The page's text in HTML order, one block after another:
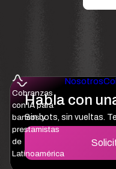
Habla con
Sin bots, sin vueltas.
Cobranzas
con IA para
bancos y
prestamistas
de
Latinoamérica
Nosotros